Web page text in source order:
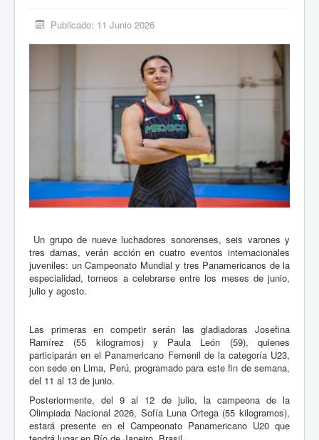
Publicado: 11 Junio 2026
Un grupo de nueve luchadores sonorenses, seis varones y
tres damas, verán acción en cuatro eventos internacionales
juveniles: un Campeonato Mundial y tres Panamericanos de la
especialidad, torneos a celebrarse entre los meses de junio,
julio y agosto.
Las primeras en competir serán las gladiadoras Josefina
Ramírez (55 kilogramos) y Paula León (59), quienes
participarán en el Panamericano Femenil de la categoría U23,
con sede en Lima, Perú, programado para este fin de semana,
del 11 al 13 de junio.
Posteriormente, del 9 al 12 de julio, la campeona de la
Olimpiada Nacional 2026, Sofía Luna Ortega (55 kilogramos),
estará presente en el Campeonato Panamericano U20 que